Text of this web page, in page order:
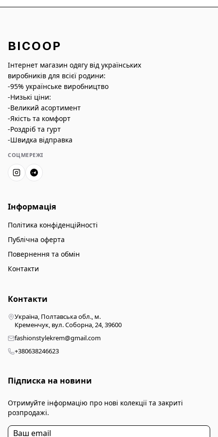
BICOOP
Інтернет магазин одягу від українських
виробників для всієї родини:
-95% українське виробництво
-Низькі ціни:
-Великий асортимент
-Якість та комфорт
-Роздріб та гурт
-Швидка відправка
СОЦМЕРЕЖІ
Інформація
Політика конфіденційності
Публічна оферта
Повернення та обмін
Контакти
Контакти
Україна, Полтавська обл., м.
Кременчук, вул. Соборна, 24, 39600
fashionstylekrem@gmail.com
+380638246623
Підписка на новини
Отримуйте інформацію про нові колекції та закриті
розпродажі.